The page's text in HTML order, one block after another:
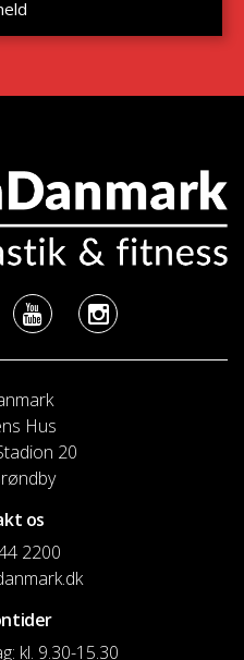
Hus
20
os
2200
kl. 9.30-15.30